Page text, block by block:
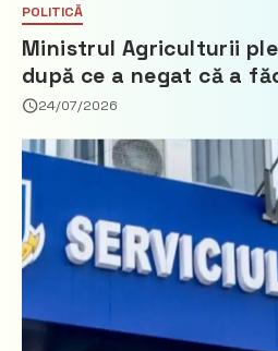
POLITICĂ
Ministrul Agriculturii
după ce a negat că a
Partidul Democrat
24/07/2026